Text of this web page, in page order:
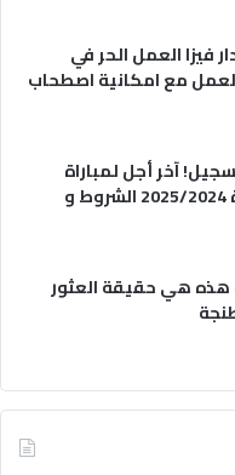
فيزا العمل الحر في
مع امكانية اصطحاب
آخر أجل لمباراة
القوات المساعدة 2025/2024 الشروط و
هذه هي حقيقة العثور